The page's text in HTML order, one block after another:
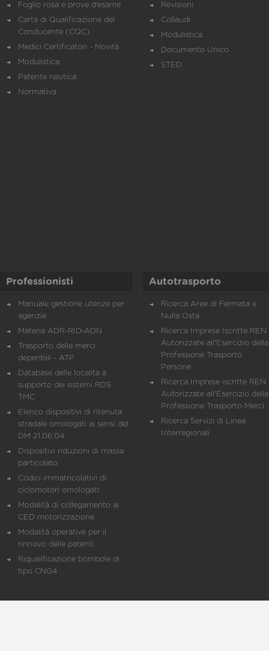
Foglio rosa e prove d’esame
Carta di Qualificazione del
Conducente (CQC)
Medici Certificatori - Novità
Modulistica
Patente nautica
Normativa
Revisioni
Collaudi
Modulistica
Documento Unico
STED
Professionisti
Manuale gestione utenze per
agenzie
Materia ADR-RID-ADN
Trasporto delle merci
deperibili - ATP
Database delle località a
supporto dei sistemi RDS
TMC
Elenco dispositivi di ritenuta
stradale omologati ai sensi del
DM 21.06.04
Dispositivi riduzioni di massa
particolato
Codici immatricolativi di
ciclomotori omologati
Modalità di collegamento al
CED motorizzazione
Modalità operative per il
rinnovo delle patenti
Riqualificazione bombole di
tipo CNG4
Autotrasporto
Ricerca Aree di Fermata e
Nulla Osta
Ricerca Imprese Iscritte REN
Autorizzate all'Esercizio della
Professione Trasporto
Persone
Ricerca Imprese iscritte REN
Autorizzate all'Esercizio della
Professione Trasporto Merci
Ricerca Servizi di Linea
Interregionali